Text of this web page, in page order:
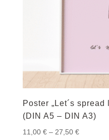
Poster „Let´s
(DIN A5 – DIN A3)
11,00 € – 27,50 €